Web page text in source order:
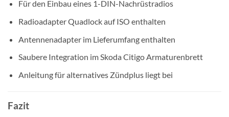
Für den Einbau eines 1-DIN-Nachrüstradios
Radioadapter Quadlock auf ISO enthalten
Antennenadapter im Lieferumfang enthalten
Saubere Integration im Skoda Citigo Armaturenbrett
Anleitung für alternatives Zündplus liegt bei
Fazit